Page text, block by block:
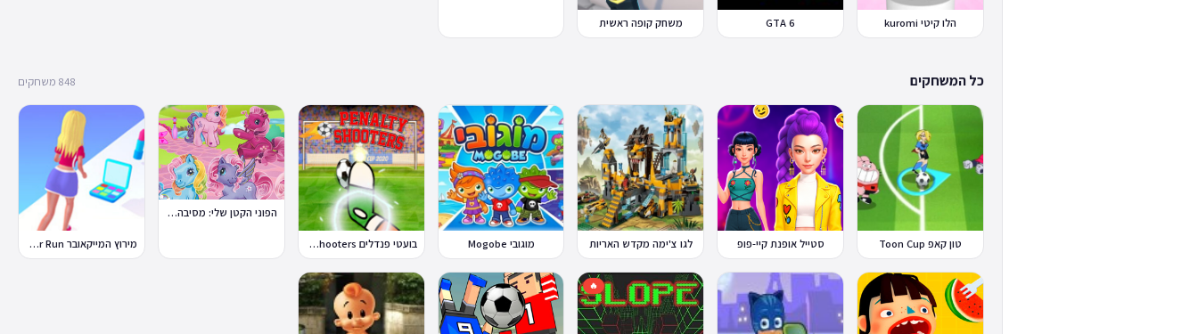
הלו קיטי kuromi GTA 6 משחק קופה ראשית
כל המשחקים 848 משחקים
טון קאפ Toon Cup סטייל אופנת קיי-פופ לגו צ'ימה מקדש האריות מוגובי Mogobe בועטי פנדלים Penalty Shooters
הפוני הקטן שלי: מסיבה בכפר
מירוץ המייקאובר Makeover Run
🔥